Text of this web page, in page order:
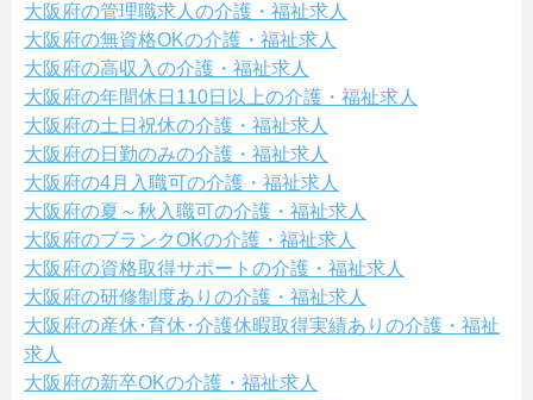
大阪府の管理職求人の介護・福祉求人
大阪府の無資格OKの介護・福祉求人
大阪府の高収入の介護・福祉求人
大阪府の年間休日110日以上の介護・福祉求人
大阪府の土日祝休の介護・福祉求人
大阪府の日勤のみの介護・福祉求人
大阪府の4月入職可の介護・福祉求人
大阪府の夏～秋入職可の介護・福祉求人
大阪府のブランクOKの介護・福祉求人
大阪府の資格取得サポートの介護・福祉求人
大阪府の研修制度ありの介護・福祉求人
大阪府の産休･育休･介護休暇取得実績ありの介護・福祉
求人
大阪府の新卒OKの介護・福祉求人